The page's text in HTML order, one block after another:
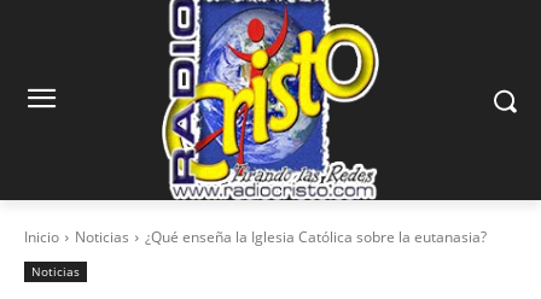
Inicio Noticias ¿Qué enseña la Iglesia Católica sobre la eutanasia?
Noticias